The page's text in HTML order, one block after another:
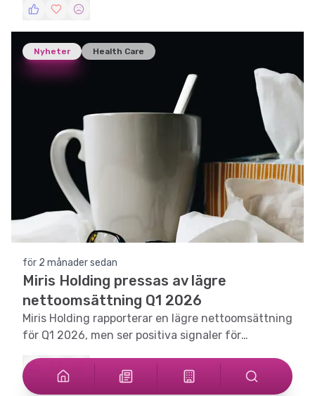
Nyheter Health Care
för 2 månader sedan
Miris Holding pressas av lägre
nettoomsättning Q1 2026
Miris Holding rapporterar en lägre nettoomsättning
för Q1 2026, men ser positiva signaler för